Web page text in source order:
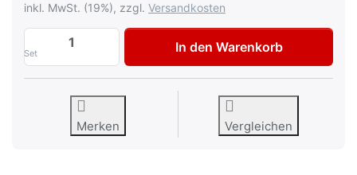
inkl. MwSt. (19%), zzgl. Versandkosten
Set
AVO Autolack Lackspray-Set für
In den Warenkorb
Merken Vergleichen